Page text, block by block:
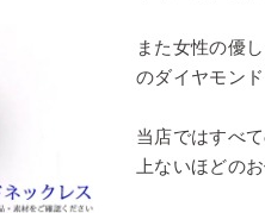
また女性の優
のダイヤモン
当店ではすべ
上ないほどの